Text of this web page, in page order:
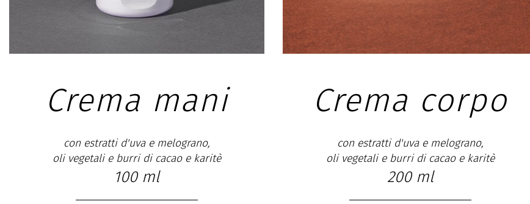
Crema mani
con estratti d'uva e melograno,
oli vegetali e burri di cacao e karitè
100 ml
Crema corpo
con estratti d'uva e melograno,
oli vegetali e burri di cacao e karitè
200 ml